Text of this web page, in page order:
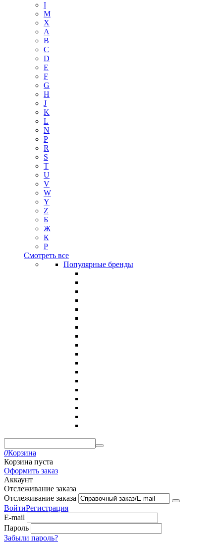
I
M
X
A
B
C
D
E
F
G
H
J
K
L
N
P
R
S
T
U
V
W
Y
Z
Б
Ж
К
Р
Смотреть все
Популярные бренды
0Корзина
Корзина пуста
Оформить заказ
Аккаунт
Отслеживание заказа
Отслеживание заказа
ВойтиРегистрация
E-mail
Пароль
Забыли пароль?